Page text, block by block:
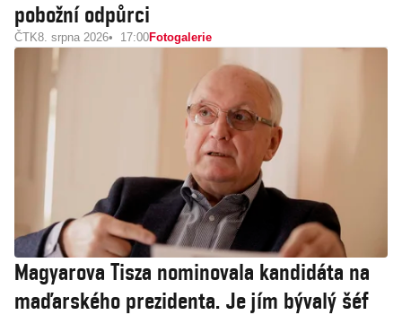
pobožní odpůrci
ČTK8. srpna 2026 17:00Fotogalerie
Magyarova Tisza nominovala kandidáta na
maďarského prezidenta. Je jím bývalý šéf